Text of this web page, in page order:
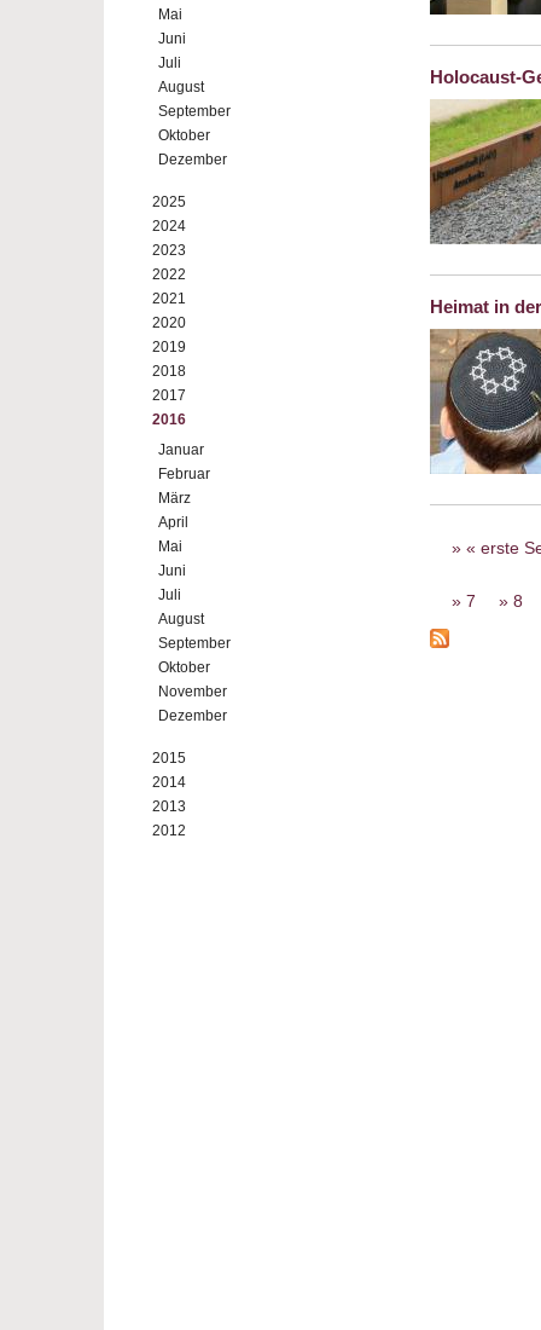
Mai
Juni
Juli
August
September
Oktober
Dezember
2025
2024
2023
2022
2021
2020
2019
2018
2017
2016
Januar
Februar
März
April
Mai
Juni
Juli
August
September
Oktober
November
Dezember
2015
2014
2013
2012
Holocaust-
Heimat in
Seiten
« erste
7 8